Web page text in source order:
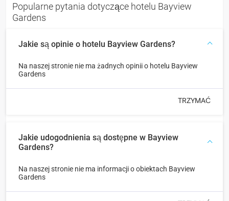
Popularne pytania dotyczące hotelu Bayview
Gardens
Jakie są opinie o hotelu Bayview Gardens?
Na naszej stronie nie ma żadnych opinii o hotelu Bayview
Gardens
TRZYMAĆ
Jakie udogodnienia są dostępne w Bayview
Gardens?
Na naszej stronie nie ma informacji o obiektach Bayview
Gardens